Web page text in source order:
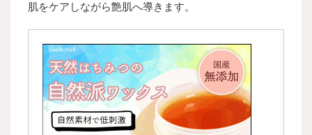
肌をケアしながら艶肌へ導きます。